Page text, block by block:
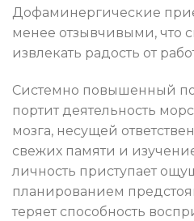
Дофаминергические
менее отзывчивыми, что
извлекать радость от
Системно повышенный
портит деятельность
мозга, несущей
свежих памяти и
личность приступает
планированием
теряет способность